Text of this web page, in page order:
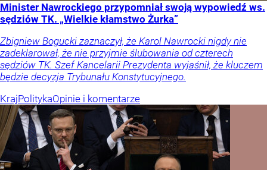
Minister Nawrockiego przypomniał swoją wypowiedź ws.
sędziów TK. „Wielkie kłamstwo Żurka”
Zbigniew Bogucki zaznaczył, że Karol Nawrocki nigdy nie
zadeklarował, że nie przyjmie ślubowania od czterech
sędziów TK. Szef Kancelarii Prezydenta wyjaśnił, że kluczem
będzie decyzja Trybunału Konstytucyjnego.
KrajPolitykaOpinie i komentarze